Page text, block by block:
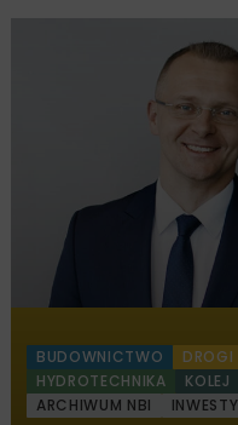
BUDOWNICTWO
DROGI
HYDROTECHNIKA
KOLEJ
ARCHIWUM NBI